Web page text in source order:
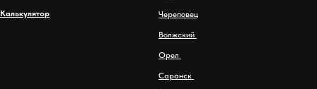
Калькулятор
Череповец
Волжский
Орел
Саранск